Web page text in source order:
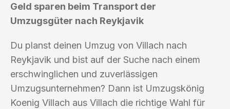
Geld sparen beim Transport der
Umzugsgüter nach Reykjavik
Du planst deinen Umzug von Villach nach
Reykjavik und bist auf der Suche nach einem
erschwinglichen und zuverlässigen
Umzugsunternehmen? Dann ist Umzugskönig
Koenig Villach aus Villach die richtige Wahl für